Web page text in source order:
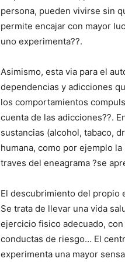
persona, pueden vivirse sin
permite encajar con mayor
uno experimenta??.
Asimismo, esta via para el
dependencias y adicciones
los comportamientos
cuenta de las adicciones??.
sustancias (alcohol, tabaco,
humana, como por ejemplo
traves del eneagrama ?se
El descubrimiento del propio
Se trata de llevar una vida
ejercicio fisico adecuado,
conductas de riesgo… El
experimenta una mayor